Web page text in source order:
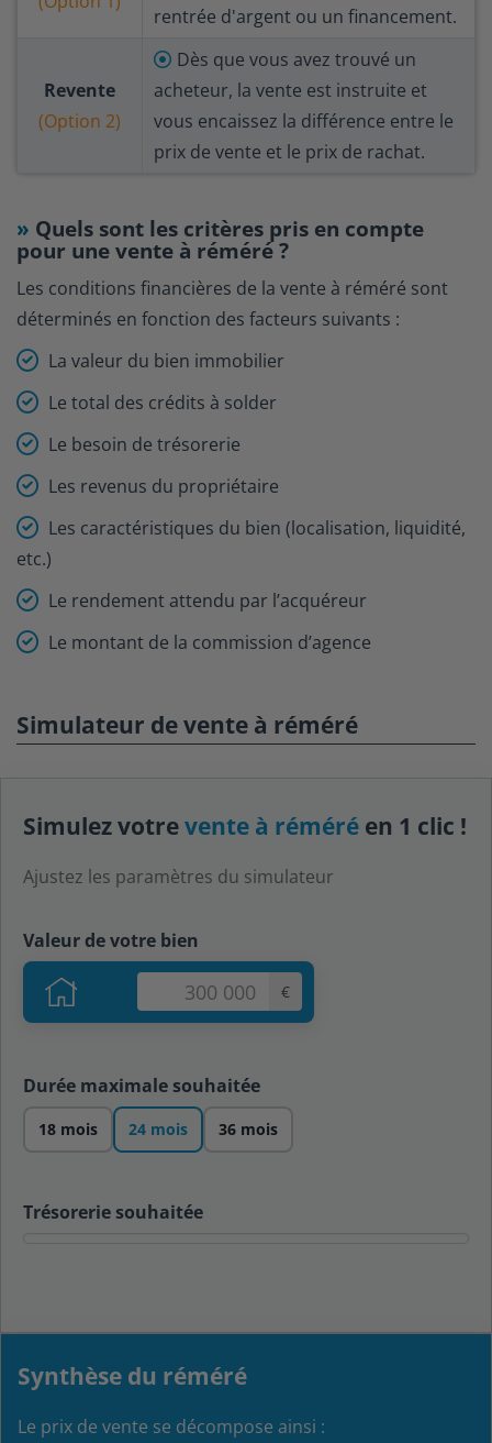
rentrée d'argent ou un financement.
Revente
(Option 2)
Dès que vous avez trouvé un
acheteur, la vente est instruite et
vous encaissez la différence entre le
prix de vente et le prix de rachat.
Quels sont les critères pris en compte
pour une vente à réméré ?
Les conditions financières de la vente à réméré sont
déterminés en fonction des facteurs suivants :
La valeur du bien immobilier
Le total des crédits à solder
Le besoin de trésorerie
Les revenus du propriétaire
Les caractéristiques du bien (localisation, liquidité,
etc.)
Le rendement attendu par l’acquéreur
Le montant de la commission d’agence
Simulateur de vente à réméré
Simulez votrevente à réméré en 1 clic !
Ajustez les paramètres du simulateur
Valeur de votre bien
€
Durée maximale souhaitée
18 mois 24 mois 36 mois
Trésorerie souhaitée
Synthèse du réméré
Le prix de vente se décompose ainsi :